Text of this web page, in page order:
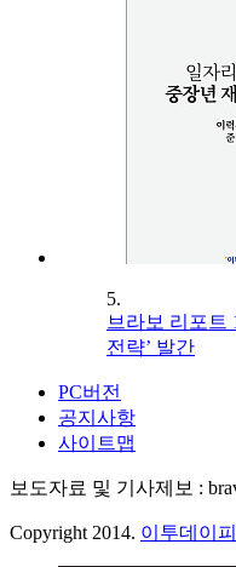
5.
브라보 리포트
전략’ 발간
PC버전
공지사항
사이트맵
보도자료 및 기사제보 :
Copyright 2014. 이투데이